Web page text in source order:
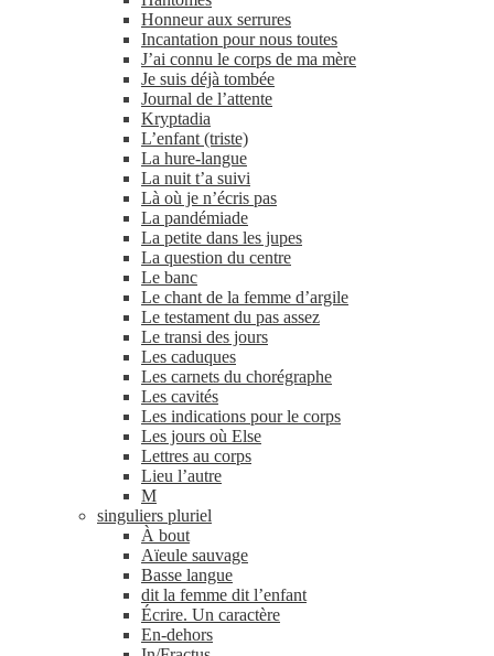
Honneur aux serrures
Incantation pour nous toutes
J’ai connu le corps de ma mère
Je suis déjà tombée
Journal de l’attente
Kryptadia
L’enfant (triste)
La hure-​langue
La nuit t’a suivi
Là où je n’écris pas
La pandémiade
La petite dans les jupes
La question du centre
Le banc
Le chant de la femme d’argile
Le testament du pas assez
Le transi des jours
Les caduques
Les carnets du chorégraphe
Les cavités
Les indications pour le corps
Les jours où Else
Lettres au corps
Lieu l’autre
M
singuliers pluriel
À bout
Aïeule sauvage
Basse langue
dit la femme dit l’enfant
Écrire. Un caractère
En-​dehors